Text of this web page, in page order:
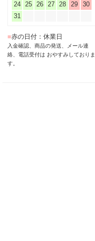
24
25 26 27 28 29
30
31
■赤の日付：休業日
入金確認、商品の発送、メール連
絡、電話受付は おやすみしておりま
す。